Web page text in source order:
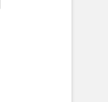
b/114372604835066525589/
in/gigi-